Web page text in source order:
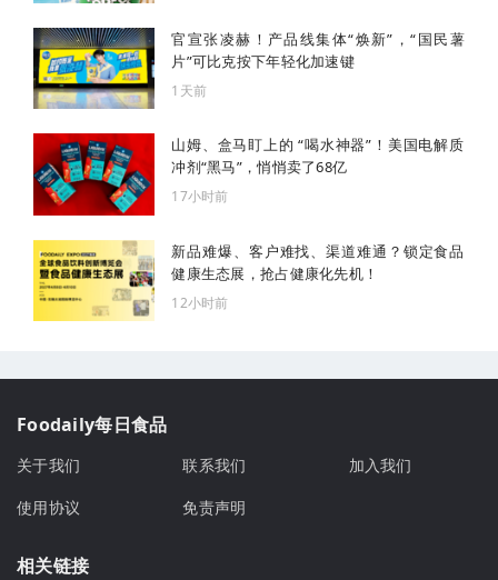
官宣张凌赫！产品线集体“焕新”，“国民薯
片”可比克按下年轻化加速键
1天前
山姆、盒马盯上的 “喝水神器”！美国电解质
冲剂“黑马”，悄悄卖了68亿
17小时前
新品难爆、客户难找、渠道难通？锁定食品
健康生态展，抢占健康化先机！
12小时前
Foodaily每日食品
关于我们 联系我们
加入我们
使用协议
免责声明
相关链接